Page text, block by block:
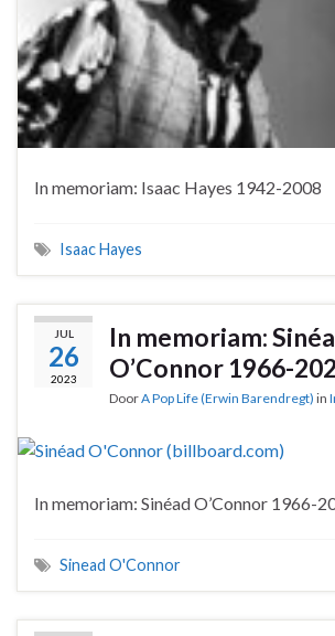
In memoriam: Isaac Hayes 1942-2008
Isaac Hayes
JUL
26
2023
In memoriam:
O’Connor 1966-
DoorA Pop Life (Erwin Barendregt) in
In memoriam: Sinéad O’Connor 1966-
Sinead O'Connor